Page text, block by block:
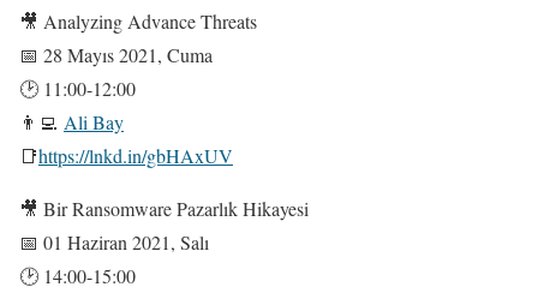
🎥 Analyzing Advance Threats
📅 28 Mayıs 2021, Cuma
🕑 11:00-12:00
👨‍💻 Ali Bay
📑https://lnkd.in/gbHAxUV
🎥 Bir Ransomware Pazarlık Hikayesi
📅 01 Haziran 2021, Salı
🕑 14:00-15:00